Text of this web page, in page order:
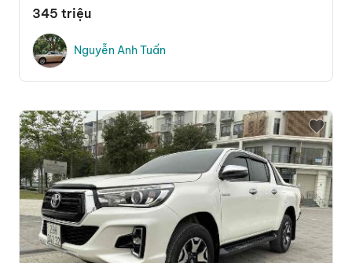
345 triệu
Nguyễn Anh Tuấn